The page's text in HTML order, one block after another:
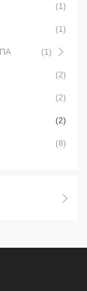
(1)
(1)
(1)
(2)
(2)
(2)
(8)